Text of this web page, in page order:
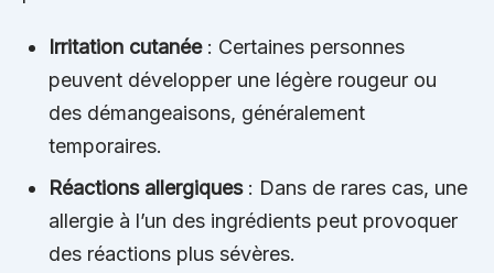
Irritation cutanée: Certaines personnes
peuvent développer une légère rougeur ou
des démangeaisons, généralement
temporaires.
Réactions allergiques: Dans de rares cas, une
allergie à l’un des ingrédients peut provoquer
des réactions plus sévères.